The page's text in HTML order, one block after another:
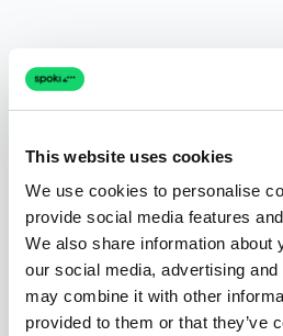
This website uses cookies
We use cookies to personalise
provide social media features
We also share information about
our social media, advertising
may combine it with other
provided to them or that they’ve
"Non dobbiamo più copiare
Sheets. Succede
Team Supporto